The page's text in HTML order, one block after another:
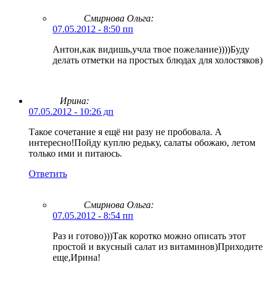
Смирнова Ольга:
07.05.2012 - 8:50 пп
Антон,как видишь,учла твое пожелание))))Буду
делать отметки на простых блюдах для холостяков)
Ирина:
07.05.2012 - 10:26 дп
Такое сочетание я ещё ни разу не пробовала. А
интересно!Пойду куплю редьку, салаты обожаю, летом
только ими и питаюсь.
Ответить
Смирнова Ольга:
07.05.2012 - 8:54 пп
Раз и готово)))Так коротко можно описать этот
простой и вкусный салат из витаминов)Приходите
еще,Ирина!